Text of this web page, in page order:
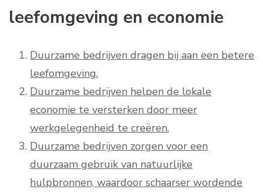
leefomgeving en economie
Duurzame bedrijven dragen bij aan een betere
leefomgeving.
Duurzame bedrijven helpen de lokale
economie te versterken door meer
werkgelegenheid te creëren.
Duurzame bedrijven zorgen voor een
duurzaam gebruik van natuurlijke
hulpbronnen, waardoor schaarser wordende